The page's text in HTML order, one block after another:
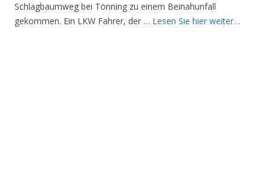
Schlagbaumweg bei Tönning zu einem Beinahunfall
gekommen. Ein LKW Fahrer, der … Lesen Sie hier weiter…